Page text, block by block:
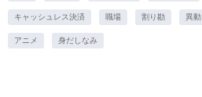
キャッシュレス決済 職場 割り勘 異動
アニメ 身だしなみ